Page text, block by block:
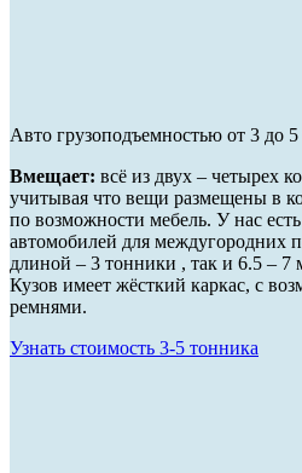
Авто грузоподъемностью от 3 до
Вмещает: всё из двух – четырех
учитывая что вещи размещены в
по возможности мебель. У нас
автомобилей для междугородних
длиной – 3 тонники , так и 6.5 – 7
Кузов имеет жёсткий каркас, с
ремнями.
Узнать стоимость 3-5 тонника